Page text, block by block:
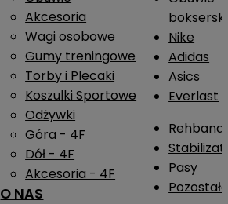
Akcesoria
Wagi osobowe
Gumy treningowe
Torby i Plecaki
Koszulki Sportowe
Odżywki
Góra - 4F
Dół - 4F
Akcesoria - 4F
O NAS
Nike
Adidas
Asics
Everlast
Rehband
Pasy